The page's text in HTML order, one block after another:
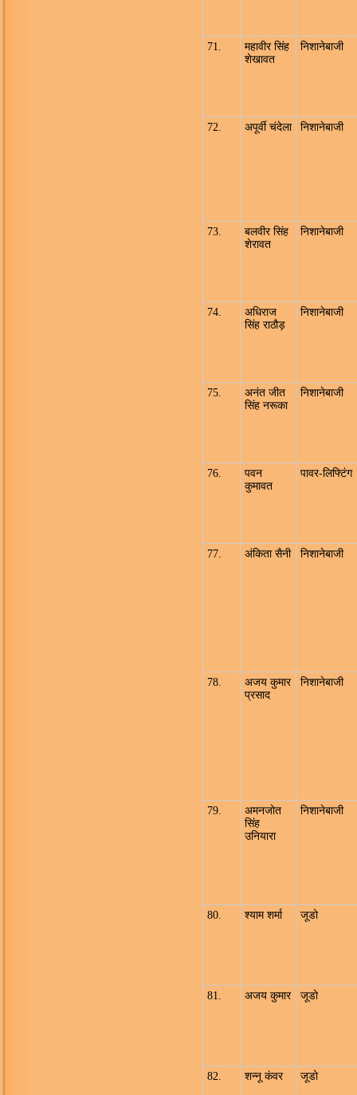
71.
महावीर सिंह
शेखावत
निशानेबाजी
72. अपूर्वी चंदेला निशानेबाजी
73.
बलवीर सिंह
शेरावत
निशानेबाजी
74.
अधिराज
सिंह राठौड़
निशानेबाजी
75.
अनंत जीत
सिंह नरूका
निशानेबाजी
76.
पवन
कुमावत
पावर-लिफ्टिंग
77. अंकिता सैनी निशानेबाजी
78.
अजय कुमार
प्रसाद
निशानेबाजी
79.
अमनजोत
सिंह
उनियारा
निशानेबाजी
80. श्याम शर्मा जूडो
81. अजय कुमार जूडो
82. शन्नू कंवर जूडो